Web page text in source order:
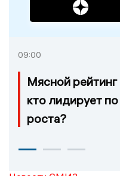
09:00
Мясной
кто лидирует
роста?